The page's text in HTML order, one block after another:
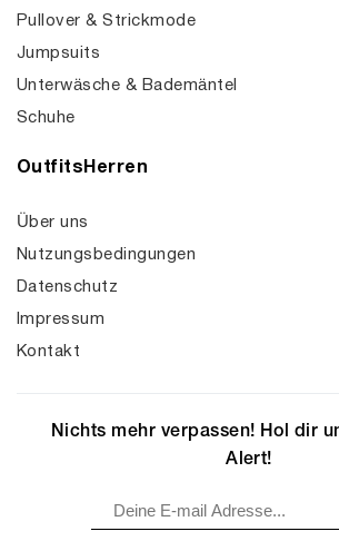
Pullover & Strickmode
Jumpsuits
Unterwäsche & Bademäntel
Schuhe
OutfitsHerren
Über uns
Nutzungsbedingungen
Datenschutz
Impressum
Kontakt
Nichts mehr verpassen! Hol dir
Alert!